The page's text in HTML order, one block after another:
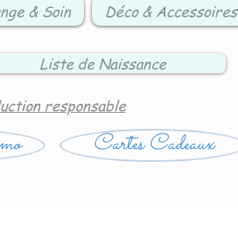
& Soin Déco & Accessoires
Liste de Naissance
responsable
Cartes Cadeaux